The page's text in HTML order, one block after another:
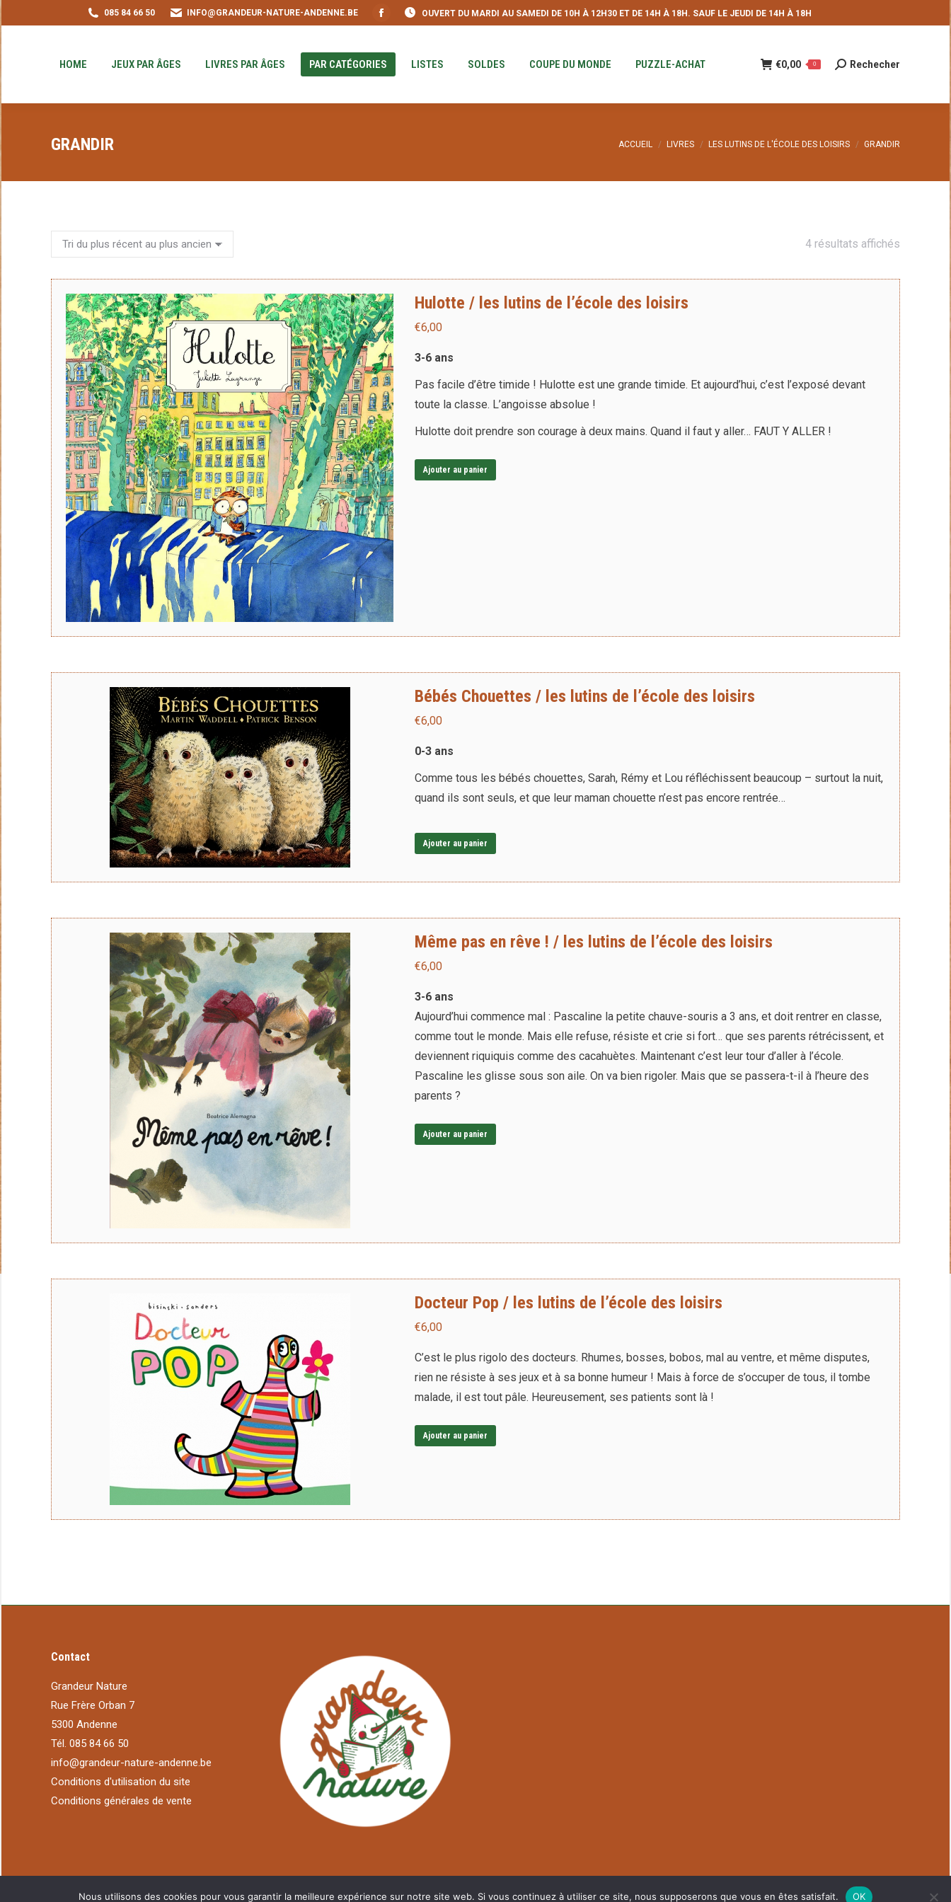
085 84 66 50 INFO@GRANDEUR-NATURE-ANDENNE.BE
Facebook
opens
in
OUVERT DU MARDI AU SAMEDI DE 10H À 12H30 ET DE 14H À 18H. SAUF LE JEUDI DE 14H À 18H
HOME JEUX PAR ÂGES LIVRES PAR ÂGES PAR CATÉGORIES LISTES SOLDES COUPE DU MONDE PUZZLE-ACHAT €0,00 0
Recherche
Rechecher
GRANDIR Vous êtes ici :
ACCUEIL LIVRES LES LUTINS DE L'ÉCOLE DES LOISIRS GRANDIR
4 résultats affichés
plus
récent
au
plus
ancien
Hulotte / les lutins de l’école des loisirs
€6,00
3-6 ans
Pas facile d’être timide ! Hulotte est une grande timide. Et aujourd’hui, c’est l’exposé devant
toute la classe. L’angoisse absolue !
Hulotte doit prendre son courage à deux mains. Quand il faut y aller… FAUT Y ALLER !
Ajouter au panier
Bébés Chouettes / les lutins de l’école des loisirs
€6,00
0-3 ans
Comme tous les bébés chouettes, Sarah, Rémy et Lou réfléchissent beaucoup – surtout la nuit,
quand ils sont seuls, et que leur maman chouette n’est pas encore rentrée…
Ajouter au panier
Même pas en rêve ! / les lutins de l’école des loisirs
€6,00
3-6 ans
Aujourd’hui commence mal : Pascaline la petite chauve-souris a 3 ans, et doit rentrer en classe,
comme tout le monde. Mais elle refuse, résiste et crie si fort… que ses parents rétrécissent, et
deviennent riquiquis comme des cacahuètes. Maintenant c’est leur tour d’aller à l’école.
Pascaline les glisse sous son aile. On va bien rigoler. Mais que se passera-t-il à l’heure des
parents ?
Ajouter au panier
Docteur Pop / les lutins de l’école des loisirs
€6,00
C’est le plus rigolo des docteurs. Rhumes, bosses, bobos, mal au ventre, et même disputes,
rien ne résiste à ses jeux et à sa bonne humeur ! Mais à force de s’occuper de tous, il tombe
malade, il est tout pâle. Heureusement, ses patients sont là !
Ajouter au panier
Contact
Grandeur Nature
Rue Frère Orban 7
5300 Andenne
Tél. 085 84 66 50
info@grandeur-nature-andenne.be
Conditions d'utilisation du site
Conditions générales de vente
A2NM.COM
Nous utilisons des cookies pour vous garantir la meilleure expérience sur notre site web. Si vous continuez à utiliser ce site, nous supposerons que vous en êtes satisfait. OK
HOME JEUX PAR ÂGES LIVRES PAR ÂGES PAR CATÉGORIES LISTES SOLDES COUPE DU MONDE
PUZZLE-ACHAT
: